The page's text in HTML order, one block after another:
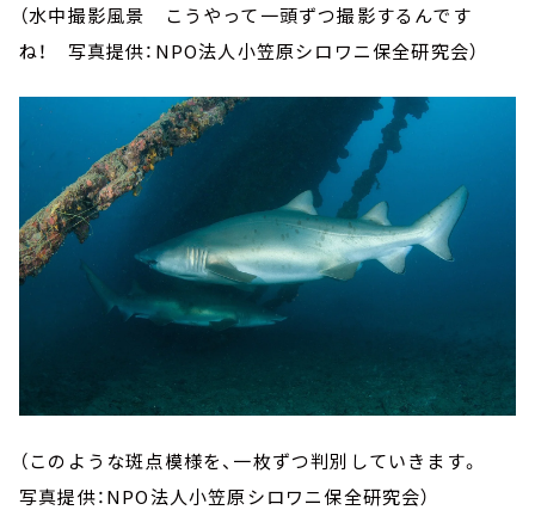
（水中撮影風景 こうやって一頭ずつ撮影するんです
ね！ 写真提供：NPO法人小笠原シロワニ保全研究会）
（このような斑点模様を、一枚ずつ判別していきます。
写真提供：NPO法人小笠原シロワニ保全研究会）